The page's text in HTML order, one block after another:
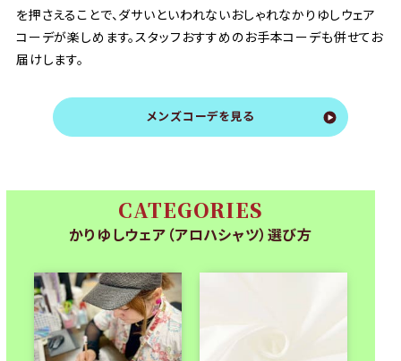
を押さえることで、ダサいといわれないおしゃれなかりゆしウェア
コーデが楽しめます。スタッフおすすめのお手本コーデも併せてお
届けします。
メンズコーデを見る
CATEGORIES
かりゆしウェア（アロハシャツ）選び方